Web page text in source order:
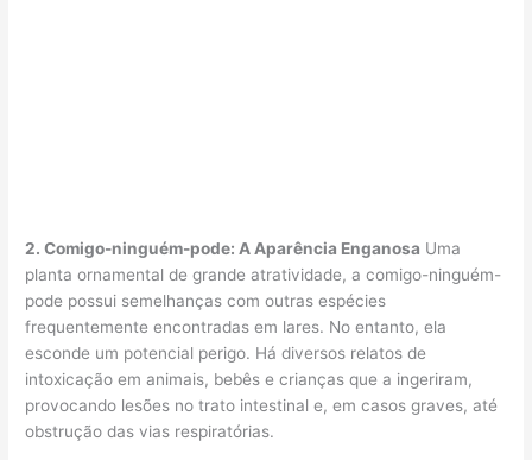
2. Comigo-ninguém-pode: A Aparência Enganosa Uma
planta ornamental de grande atratividade, a comigo-ninguém-
pode possui semelhanças com outras espécies
frequentemente encontradas em lares. No entanto, ela
esconde um potencial perigo. Há diversos relatos de
intoxicação em animais, bebês e crianças que a ingeriram,
provocando lesões no trato intestinal e, em casos graves, até
obstrução das vias respiratórias.